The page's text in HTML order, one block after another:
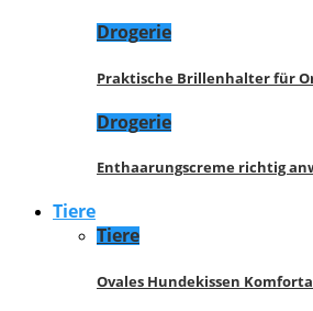
Drogerie
Praktische Brillenhalter für
Drogerie
Enthaarungscreme richtig
Tiere
Tiere
Ovales Hundekissen